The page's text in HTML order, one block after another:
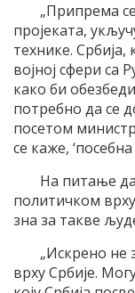
„Припрема
пројеката,
технике.
војној сфери са
како би
потребно да се
посетом
се каже,
На питање
политичком
зна за такве
„Искрено не
врху Србије.